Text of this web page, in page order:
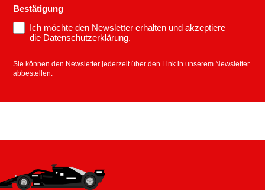
Bestätigung
Ich möchte den Newsletter erhalten und akzeptiere
die Datenschutzerklärung.
Sie können den Newsletter jederzeit über den Link in unserem Newsletter
abbestellen.